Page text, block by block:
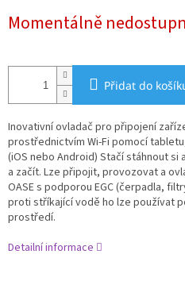
cena:
Momentálně
Přidat do
Inovativní ovladač pro připojení
prostřednictvím Wi-Fi pomocí
(iOS nebo Android) Stačí stáhnout si
a začít. Lze připojit, provozovat a
OASE s podporou EGC (čerpadla,
proti stříkající vodě ho lze používat
prostředí.
Detailní informace